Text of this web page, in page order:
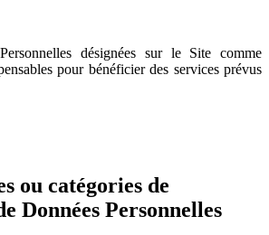
désignées sur le Site comme
pour bénéficier des services prévus
ou catégories de
Données Personnelles